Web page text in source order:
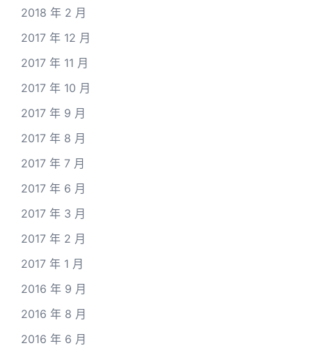
2018 年 2 月
2017 年 12 月
2017 年 11 月
2017 年 10 月
2017 年 9 月
2017 年 8 月
2017 年 7 月
2017 年 6 月
2017 年 3 月
2017 年 2 月
2017 年 1 月
2016 年 9 月
2016 年 8 月
2016 年 6 月